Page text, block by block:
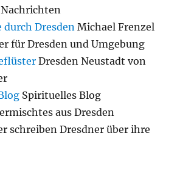
durch Dresden Michael Frenzel
für Dresden und Umgebung
Dresden Neustadt von
Spirituelles Blog
aus Dresden
schreiben Dresdner über ihre